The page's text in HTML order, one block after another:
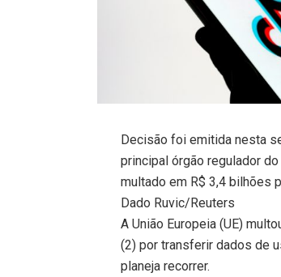
Decisão foi emitida nesta
principal órgão regulador
multado em R$ 3,4 bilhões
Dado Ruvic/Reuters
A União Europeia (UE)
(2) por transferir dados de
planeja recorrer.